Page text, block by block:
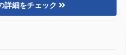
詳細をチェック